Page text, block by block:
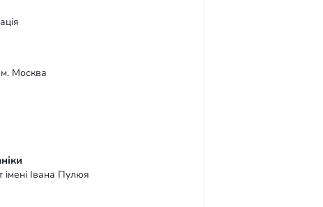
Москва
імені Івана Пулюя